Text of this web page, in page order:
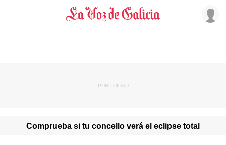
Comprueba si tu concello verá el eclipse total